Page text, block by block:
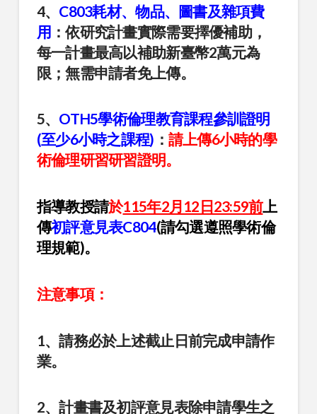
4、 C803耗材、物品、圖書及雜項費
用 ：依研究計畫實際需要擇優補助，
每一計畫最高以補助新臺幣2萬元為
限；無需申請者免上傳。
5、 OTH5學術倫理教育課程參訓證明
(至少6小時之課程) ： 請上傳6小時的學
術倫理研習研習證明。
指導教授請於115年2月12日23:59前上
傳初評意見表C804(請勾選遵照學術倫
理規範)。
注意事項：
1、請務必於上述截止日前完成申請作
業。
2、計畫書及初評意見表除申請學生之